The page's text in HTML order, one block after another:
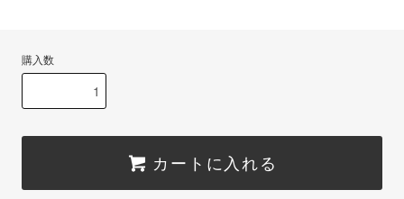
購入数
カートに入れる